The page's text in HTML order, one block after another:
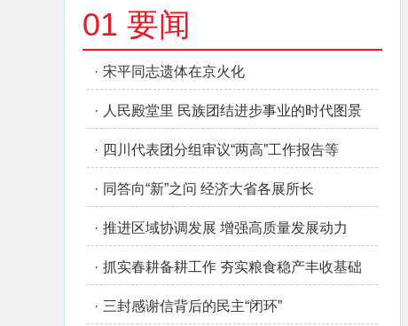
01 要闻
· 宋平同志遗体在京火化
· 人民殿堂里 民族团结进步事业的时代图景
· 四川代表团分组审议“两高”工作报告等
· 同答向“新”之问 经济大省各展所长
· 推进区域协调发展 增强高质量发展动力
· 抓实春耕备耕工作 夯实粮食稳产丰收基础
· 三封感谢信背后的民主“闭环”